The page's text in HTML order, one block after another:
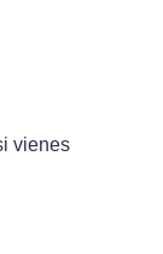
vienes